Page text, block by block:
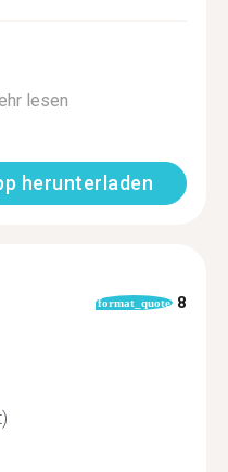
lesen
herunterladen
format_quote 8